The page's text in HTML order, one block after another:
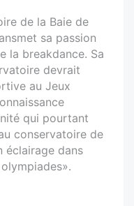
de la Baie de
sa passion
la breakdance. Sa
devrait
au Jeux
qui pourtant
conservatoire de
éclairage dans